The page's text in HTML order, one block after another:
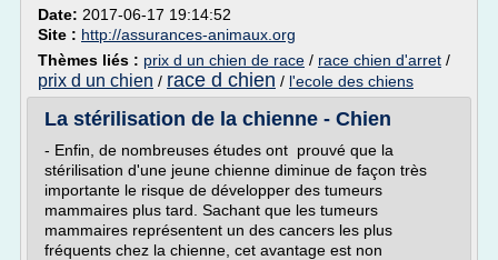
Date: 2017-06-17 19:14:52
Site : http://assurances-animaux.org
Thèmes liés : prix d un chien de race / race chien d'arret /
prix d un chien / race d chien / l'ecole des chiens
La stérilisation de la chienne - Chien
- Enfin, de nombreuses études ont prouvé que la
stérilisation d'une jeune chienne diminue de façon très
importante le risque de développer des tumeurs
mammaires plus tard. Sachant que les tumeurs
mammaires représentent un des cancers les plus
fréquents chez la chienne, cet avantage est non